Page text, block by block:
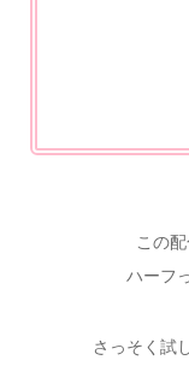
この
ハーフ
さっそく試